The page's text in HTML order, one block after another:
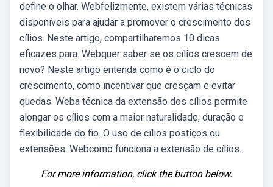
define o olhar. Webfelizmente, existem várias técnicas
disponíveis para ajudar a promover o crescimento dos
cílios. Neste artigo, compartilharemos 10 dicas
eficazes para. Webquer saber se os cílios crescem de
novo? Neste artigo entenda como é o ciclo do
crescimento, como incentivar que cresçam e evitar
quedas. Weba técnica da extensão dos cílios permite
alongar os cílios com a maior naturalidade, duração e
flexibilidade do fio. O uso de cílios postiços ou
extensões. Webcomo funciona a extensão de cílios.
For more information, click the button below.